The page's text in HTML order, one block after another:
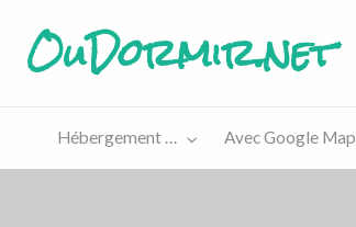
Réserver
OuDormir.net
Hébergement … Avec Google Map